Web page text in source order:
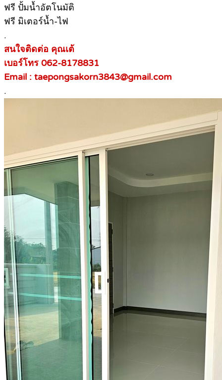
ฟรี ปั้มน้ำอัตโนมัติ
ฟรี มิเตอร์น้ำ-ไฟ
.
สนใจติดต่อ คุณเต้
เบอร์โทร 062-8178831
Email : taepongsakorn3843@gmail.com
.